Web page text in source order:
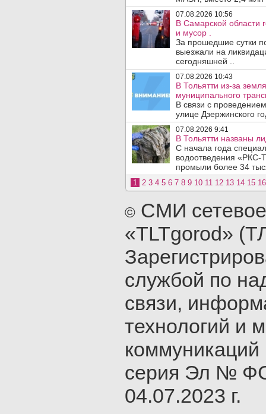
07.08.2026 10:56
В Самарской области
и мусор .
За прошедшие сутки
выезжали на
сегодняшней ..
07.08.2026 10:43
В Тольятти из-за
муниципального
В связи с
улице Дзержинского
07.08.2026 9:41
В Тольятти названы
С начала года
водоотведения «РКС-
промыли более 34
1 2 3 4 5 6 7 8 9 10 11 12 13 14 15 16
© СМИ
«TLTgorod»
службой по
связи,
технологий и
серия Эл №
04.07.2023 г.